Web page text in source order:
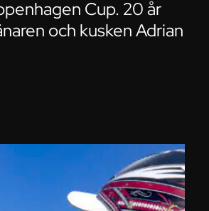
Cup. 20 år
och kusken Adrian